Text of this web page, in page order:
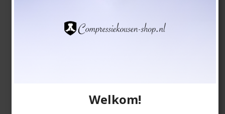
Toon artikel
Welkom!